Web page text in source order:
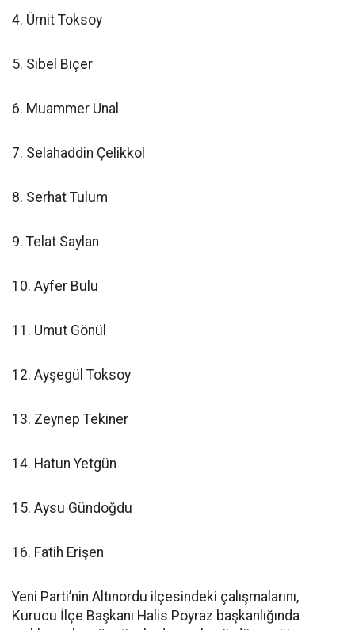
4. Ümit Toksoy
5. Sibel Biçer
6. Muammer Ünal
7. Selahaddin Çelikkol
8. Serhat Tulum
9. Telat Saylan
10. Ayfer Bulu
11. Umut Gönül
12. Ayşegül Toksoy
13. Zeynep Tekiner
14. Hatun Yetgün
15. Aysu Gündoğdu
16. Fatih Erişen
Yeni Parti’nin Altınordu ilçesindeki çalışmalarını,
Kurucu İlçe Başkanı Halis Poyraz başkanlığında